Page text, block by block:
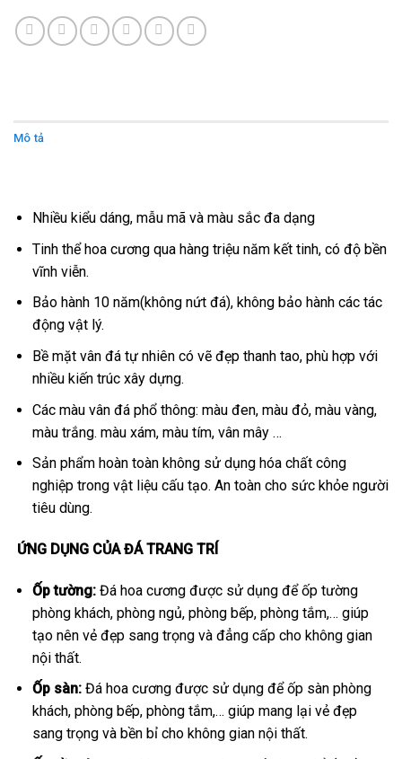
Mô tả
Nhiều kiểu dáng, mẫu mã và màu sắc đa dạng
Tinh thể hoa cương qua hàng triệu năm kết tinh, có độ bền
vĩnh viễn.
Bảo hành 10 năm(không nứt đá), không bảo hành các tác
động vật lý.
Bề mặt vân đá tự nhiên có vẽ đẹp thanh tao, phù hợp với
nhiều kiến trúc xây dựng.
Các màu vân đá phổ thông: màu đen, màu đỏ, màu vàng,
màu trắng. màu xám, màu tím, vân mây …
Sản phẩm hoàn toàn không sử dụng hóa chất công
nghiệp trong vật liệu cấu tạo. An toàn cho sức khỏe người
tiêu dùng.
ỨNG DỤNG CỦA ĐÁ TRANG TRÍ
Ốp tường:Đá hoa cương được sử dụng để ốp tường
phòng khách, phòng ngủ, phòng bếp, phòng tắm,… giúp
tạo nên vẻ đẹp sang trọng và đẳng cấp cho không gian
nội thất.
Ốp sàn:Đá hoa cương được sử dụng để ốp sàn phòng
khách, phòng bếp, phòng tắm,… giúp mang lại vẻ đẹp
sang trọng và bền bỉ cho không gian nội thất.